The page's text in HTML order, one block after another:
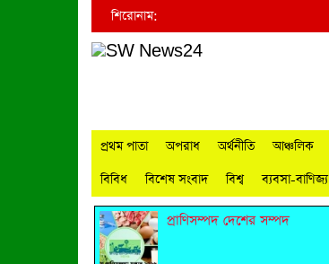
শিরোনাম:
প্রথম পাতা অপরাধ অর্থনীতি আঞ্চলিক
বিবিধ
বিশেষ সংবাদ বিশ্ব ব্যবসা-বাণিজ্য
প্রাণিসম্পদ দেশের সম্পদ